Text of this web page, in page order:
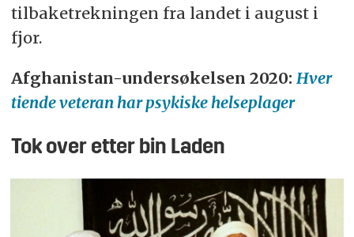
tilbaketrekningen fra landet i august i
fjor.
Afghanistan-undersøkelsen 2020: Hver
tiende veteran har psykiske helseplager
Tok over etter bin Laden